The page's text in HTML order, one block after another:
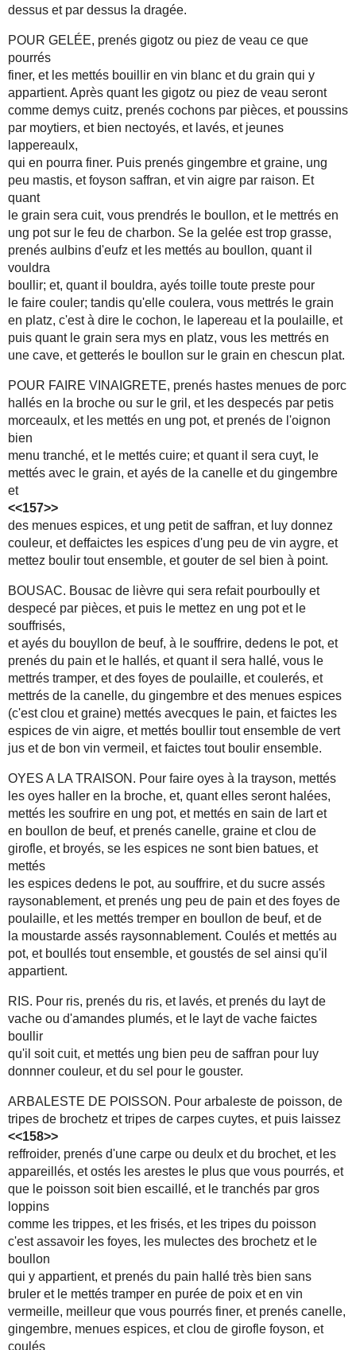
dessus et par dessus la dragée.
POUR GELÉE, prenés gigotz ou piez de veau ce que
pourrés
finer, et les mettés bouillir en vin blanc et du grain qui y
appartient. Après quant les gigotz ou piez de veau seront
comme demys cuitz, prenés cochons par pièces, et poussins
par moytiers, et bien nectoyés, et lavés, et jeunes
lappereaulx,
qui en pourra finer. Puis prenés gingembre et graine, ung
peu mastis, et foyson saffran, et vin aigre par raison. Et
quant
le grain sera cuit, vous prendrés le boullon, et le mettrés en
ung pot sur le feu de charbon. Se la gelée est trop grasse,
prenés aulbins d'eufz et les mettés au boullon, quant il
vouldra
boullir; et, quant il bouldra, ayés toille toute preste pour
le faire couler; tandis qu'elle coulera, vous mettrés le grain
en platz, c'est à dire le cochon, le lapereau et la poulaille, et
puis quant le grain sera mys en platz, vous les mettrés en
une cave, et getterés le boullon sur le grain en chescun plat.
POUR FAIRE VINAIGRETE, prenés hastes menues de porc
hallés en la broche ou sur le gril, et les despecés par petis
morceaulx, et les mettés en ung pot, et prenés de l'oignon
bien
menu tranché, et le mettés cuire; et quant il sera cuyt, le
mettés avec le grain, et ayés de la canelle et du gingembre
et
<<157>>
des menues espices, et ung petit de saffran, et luy donnez
couleur, et deffaictes les espices d'ung peu de vin aygre, et
mettez boulir tout ensemble, et gouter de sel bien à point.
BOUSAC. Bousac de lièvre qui sera refait pourboully et
despecé par pièces, et puis le mettez en ung pot et le
souffrisés,
et ayés du bouyllon de beuf, à le souffrire, dedens le pot, et
prenés du pain et le hallés, et quant il sera hallé, vous le
mettrés tramper, et des foyes de poulaille, et coulerés, et
mettrés de la canelle, du gingembre et des menues espices
(c'est clou et graine) mettés avecques le pain, et faictes les
espices de vin aigre, et mettés boullir tout ensemble de vert
jus et de bon vin vermeil, et faictes tout boulir ensemble.
OYES A LA TRAISON. Pour faire oyes à la trayson, mettés
les oyes haller en la broche, et, quant elles seront halées,
mettés les soufrire en ung pot, et mettés en sain de lart et
en boullon de beuf, et prenés canelle, graine et clou de
girofle, et broyés, se les espices ne sont bien batues, et
mettés
les espices dedens le pot, au souffrire, et du sucre assés
raysonablement, et prenés ung peu de pain et des foyes de
poulaille, et les mettés tremper en boullon de beuf, et de
la moustarde assés raysonnablement. Coulés et mettés au
pot, et boullés tout ensemble, et goustés de sel ainsi qu'il
appartient.
RIS. Pour ris, prenés du ris, et lavés, et prenés du layt de
vache ou d'amandes plumés, et le layt de vache faictes
boullir
qu'il soit cuit, et mettés ung bien peu de saffran pour luy
donnner couleur, et du sel pour le gouster.
ARBALESTE DE POISSON. Pour arbaleste de poisson, de
tripes de brochetz et tripes de carpes cuytes, et puis laissez
<<158>>
reffroider, prenés d'une carpe ou deulx et du brochet, et les
appareillés, et ostés les arestes le plus que vous pourrés, et
que le poisson soit bien escaillé, et le tranchés par gros
loppins
comme les trippes, et les frisés, et les tripes du poisson
c'est assavoir les foyes, les mulectes des brochetz et le
boullon
qui y appartient, et prenés du pain hallé très bien sans
bruler et le mettés tramper en purée de poix et en vin
vermeille, meilleur que vous pourrés finer, et prenés canelle,
gingembre, menues espices, et clou de girofle foyson, et
coulés